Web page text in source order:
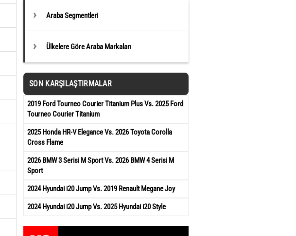
Araba Segmentleri
Ülkelere Göre Araba Markaları
SON KARŞILAŞTIRMALAR
2019 Ford Tourneo Courier Titanium Plus Vs. 2025 Ford
Tourneo Courier Titanium
2025 Honda HR-V Elegance Vs. 2026 Toyota Corolla
Cross Flame
2026 BMW 3 Serisi M Sport Vs. 2026 BMW 4 Serisi M
Sport
2024 Hyundai i20 Jump Vs. 2019 Renault Megane Joy
2024 Hyundai i20 Jump Vs. 2025 Hyundai i20 Style